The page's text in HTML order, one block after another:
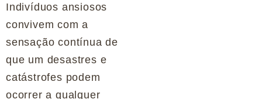
Indivíduos ansiosos
convivem com a
sensação contínua de
que um desastres e
catástrofes podem
ocorrer a qualquer